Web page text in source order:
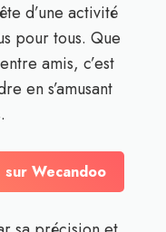
d’une activité
pour tous. Que
amis, c’est
en s’amusant
Wecandoo